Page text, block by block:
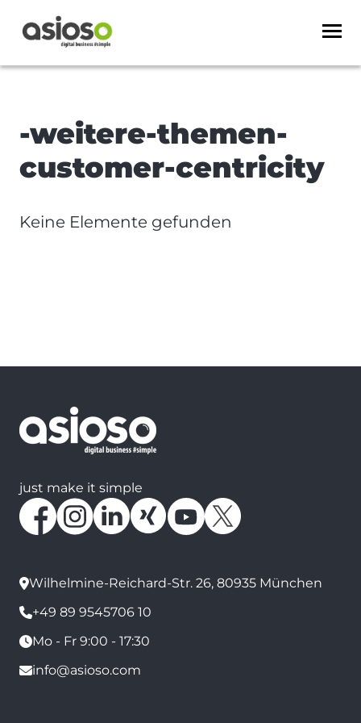
-weitere-themen-
customer-centricity
Keine Elemente gefunden
just make it simple
Wilhelmine-Reichard-Str. 26, 80935 München
+49 89 9545706 10
Mo - Fr 9:00 - 17:30
info@asioso.com